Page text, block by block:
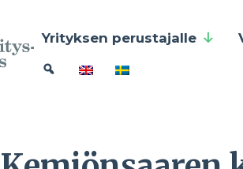
Yrityksen perustajalle